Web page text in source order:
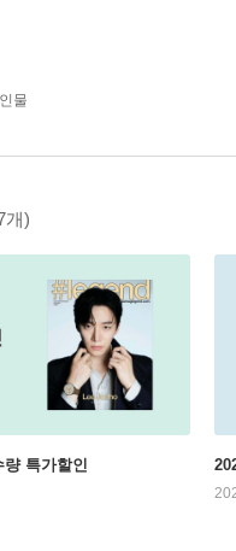
인물
개)
량 특가할인